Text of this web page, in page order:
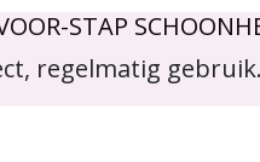
STAP
regelmatig gebruik.